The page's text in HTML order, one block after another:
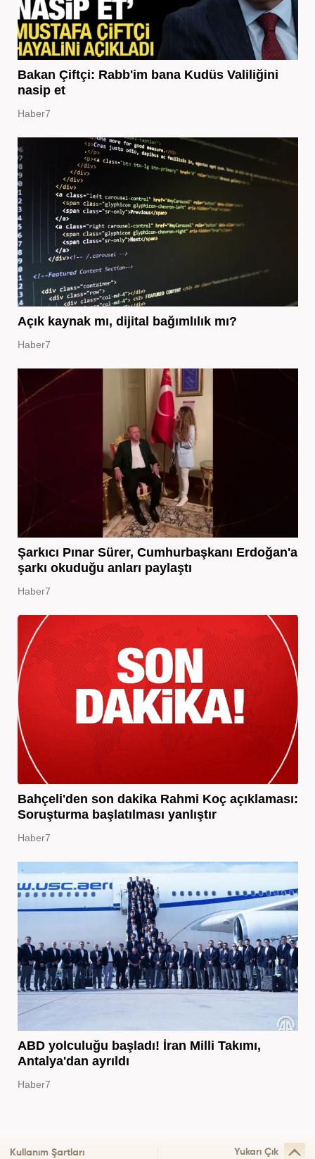
Bakan Çiftçi: Rabb'im bana Kudüs Valiliğini
nasip et
Haber7
Açık kaynak mı, dijital bağımlılık mı?
Haber7
Şarkıcı Pınar Sürer, Cumhurbaşkanı Erdoğan'a
şarkı okuduğu anları paylaştı
Haber7
Bahçeli'den son dakika Rahmi Koç açıklaması:
Soruşturma başlatılması yanlıştır
Haber7
ABD yolculuğu başladı! İran Milli Takımı,
Antalya'dan ayrıldı
Haber7
Kullanım Şartları Yukarı Çık